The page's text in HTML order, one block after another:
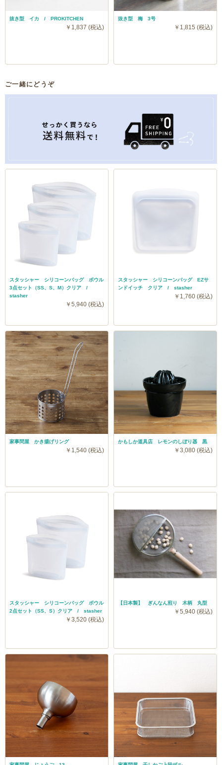
抜き型 イカ / PROKITCHEN
￥1,837 (税込)
抜き型 梅 3号
￥1,815 (税込)
ご一緒にどうぞ
スタッシャー シリコーンバッグ ボウル
3点セット（SS、S、M）クリア /
stasher
￥5,940 (税込)
スタッシャー シリコーンバッグ EZサ
ンドイッチ クリア / stasher
￥1,760 (税込)
家事問屋 かき揚げリング
￥1,540 (税込)
かもしか道具店 レモンのしぼり器 黒
￥3,080 (税込)
スタッシャー シリコーンバッグ ボウル
2点セット（SS、S）クリア / stasher
￥3,520 (税込)
【日本製】 ぎんなん煎り 木柄 丸型
￥5,940 (税込)